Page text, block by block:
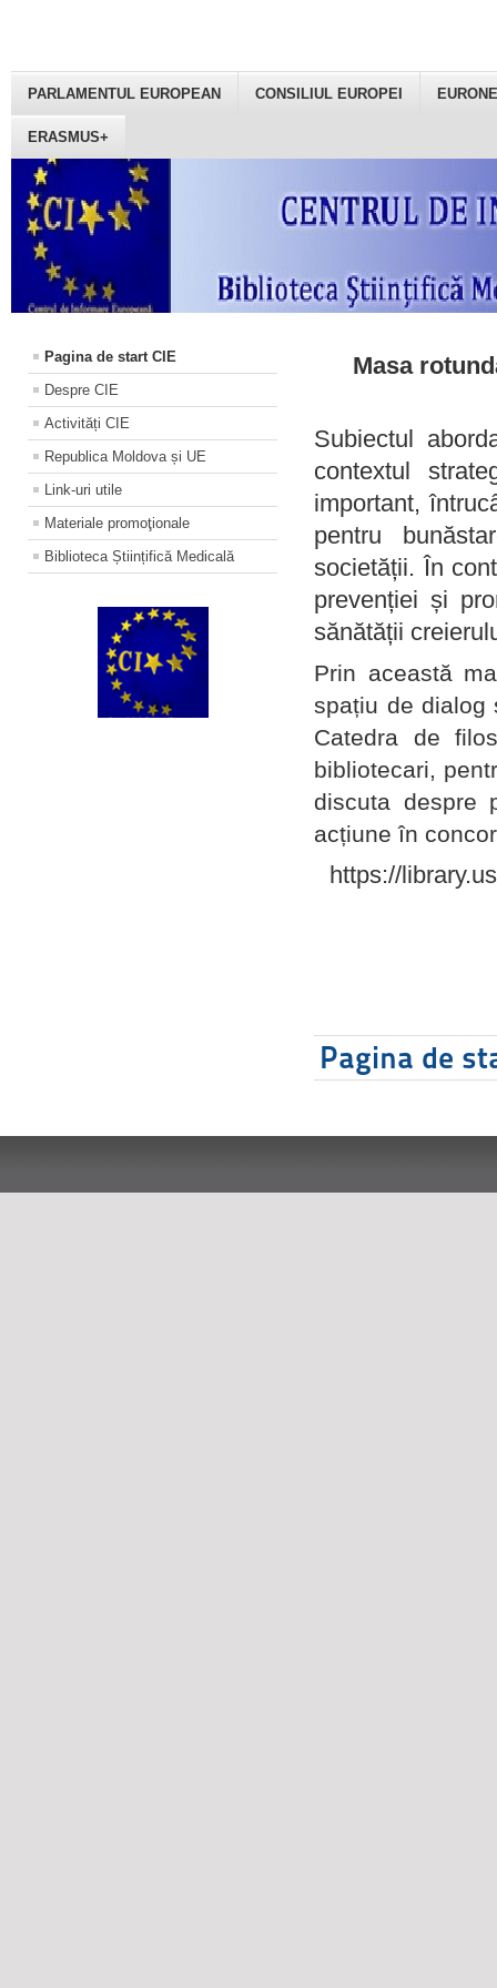
PARLAMENTUL EUROPEAN CONSILIUL EUROPEI
ERASMUS+
Pagina de start CIE
Despre CIE
Activități CIE
Republica Moldova și UE
Link-uri utile
Materiale promoţionale
Biblioteca Științifică Medicală
Masa
Subiectul
contextul
important,
pentru
societății. În
prevenției și
sănătății
Prin această
spațiu de dialog
Catedra de
bibliotecari,
discuta despre
acțiune în
https://
Pagina de